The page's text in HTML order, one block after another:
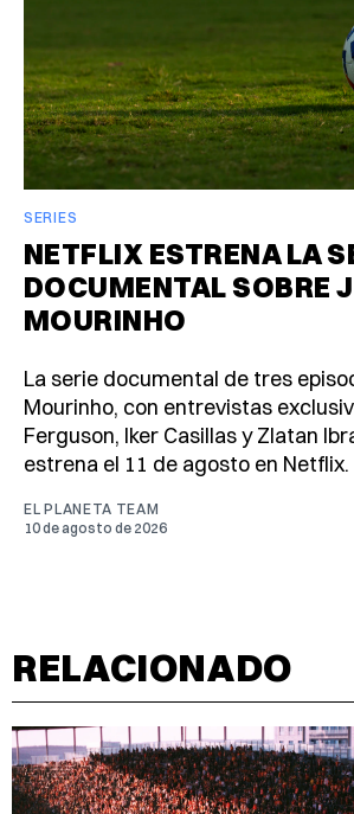
SERIES
NETFLIX ESTRENA LA
DOCUMENTAL SOBRE
MOURINHO
La serie documental de tres
Mourinho, con entrevistas
Ferguson, Iker Casillas y Zlatan
estrena el 11 de agosto en Netflix.
EL PLANETA TEAM
10 de agosto de 2026
RELACIONADO